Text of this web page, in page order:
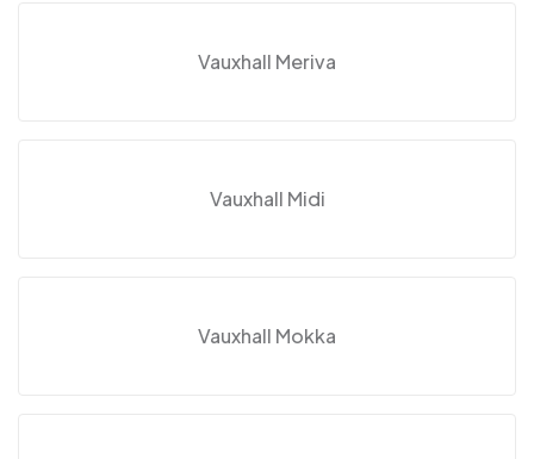
Vauxhall Meriva
Vauxhall Midi
Vauxhall Mokka